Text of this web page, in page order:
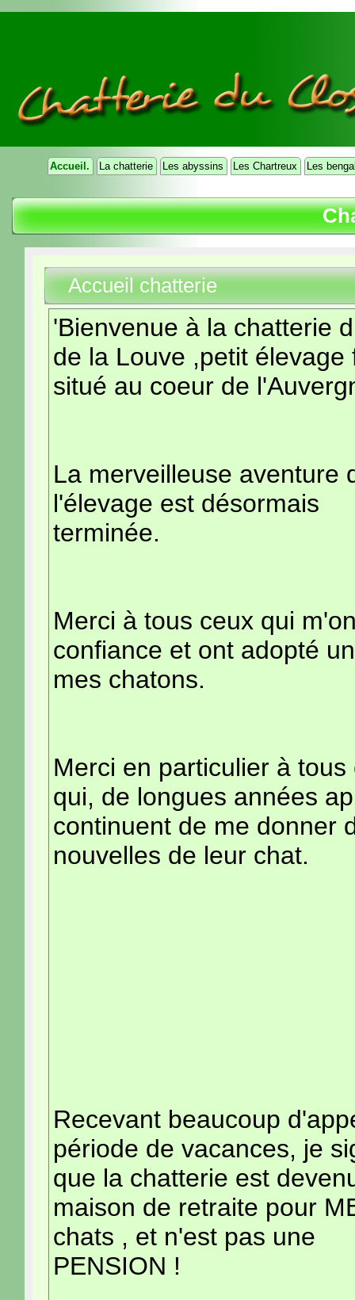
Accueil. La chatterie Les abyssins Les Chartreux Les
Accueil chatterie
'Bienvenue à la chatterie
de la Louve ,petit élevage
situé au coeur de
La merveilleuse aventure
l'élevage est désormais
terminée.
Merci à tous ceux qui
confiance et ont adopté
mes chatons.
Merci en particulier à tous
qui, de longues années
continuent de me donner
nouvelles de leur chat.
Recevant beaucoup
période de vacances, je
que la chatterie est
maison de retraite pour
chats , et n'est pas une
PENSION !